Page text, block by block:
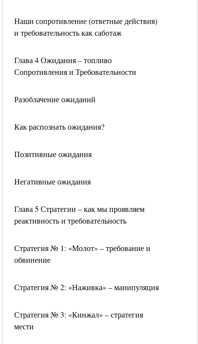
Наши сопротивление (ответные действия)
и требовательность как саботаж
Глава 4 Ожидания – топливо
Сопротивления и Требовательности
Разоблачение ожиданий
Как распознать ожидания?
Позитивные ожидания
Негативные ожидания
Глава 5 Стратегии – как мы проявляем
реактивность и требовательность
Стратегия № 1: «Молот» – требование и
обвинение
Стратегия № 2: «Наживка» – манипуляция
Стратегия № 3: «Кинжал» – стратегия
мести